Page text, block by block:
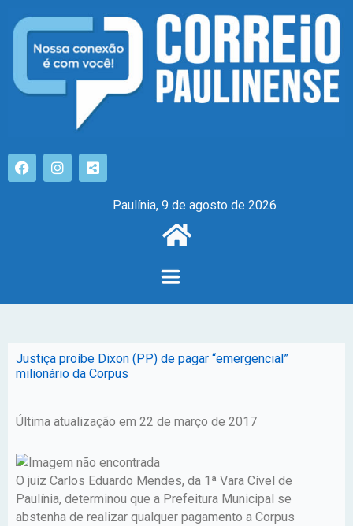
Paulínia, 9 de agosto de 2026
Justiça proíbe Dixon (PP) de pagar “emergencial”
milionário da Corpus
Última atualização em 22 de março de 2017
O juiz Carlos Eduardo Mendes, da 1ª Vara Cível de
Paulínia, determinou que a Prefeitura Municipal se
abstenha de realizar qualquer pagamento a Corpus